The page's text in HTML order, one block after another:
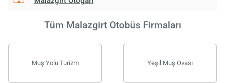
Tüm Malazgirt Otobüs Firmaları
Muş Yolu Turizm Yeşil Muş Ovası